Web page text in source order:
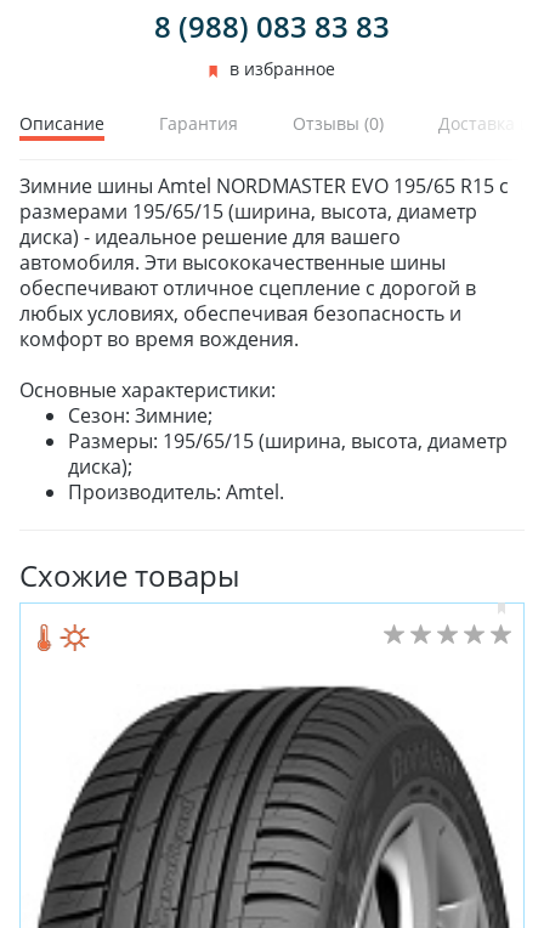
8 (988) 083 83 83
в избранное
Описание Гарантия Отзывы (0) Доставка и
Зимние шины Amtel NORDMASTER EVO 195/65 R15 с
размерами 195/65/15 (ширина, высота, диаметр
диска) - идеальное решение для вашего
автомобиля. Эти высококачественные шины
обеспечивают отличное сцепление с дорогой в
любых условиях, обеспечивая безопасность и
комфорт во время вождения.
Основные характеристики:
Сезон: Зимние;
Размеры: 195/65/15 (ширина, высота, диаметр
диска);
Производитель: Amtel.
Схожие товары